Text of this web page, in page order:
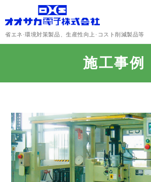
省エネ·環境対策製品、生産性向上·コスト削減製品等
施工事例